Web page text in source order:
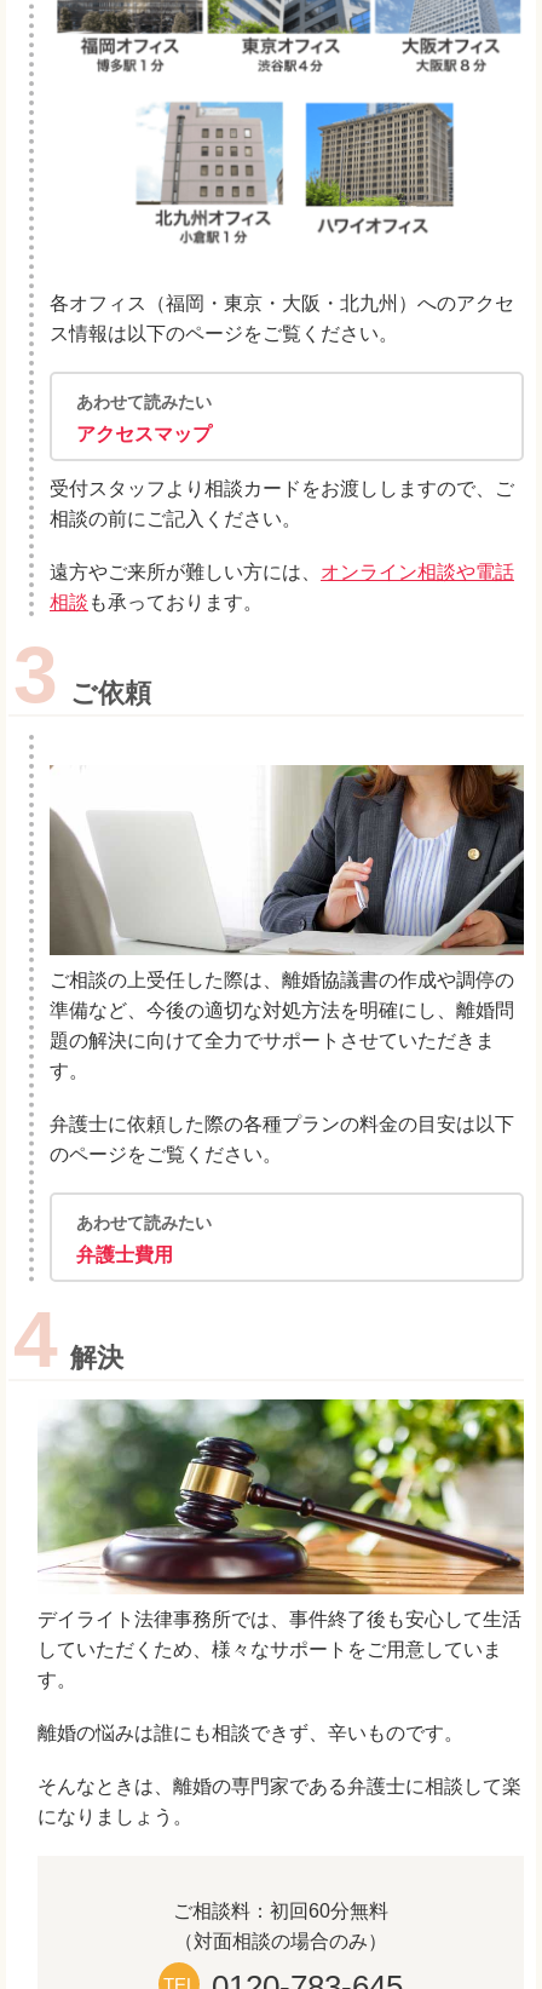
各オフィス（福岡・東京・大阪・北九州）へのアクセ
ス情報は以下のページをご覧ください。
あわせて読みたい
アクセスマップ
受付スタッフより相談カードをお渡ししますので、ご
相談の前にご記入ください。
遠方やご来所が難しい方には、 オンライン相談や電話
相談 も承っております。
3 ご依頼
ご相談の上受任した際は、離婚協議書の作成や調停の
準備など、今後の適切な対処方法を明確にし、離婚問
題の解決に向けて全力でサポートさせていただきま
す。
弁護士に依頼した際の各種プランの料金の目安は以下
のページをご覧ください。
あわせて読みたい
弁護士費用
4 解決
デイライト法律事務所では、事件終了後も安心して生活
していただくため、様々なサポートをご用意していま
す。
離婚の悩みは誰にも相談できず、辛いものです。
そんなときは、離婚の専門家である弁護士に相談して楽
になりましょう。
ご相談料：初回60分無料
（対面相談の場合のみ）